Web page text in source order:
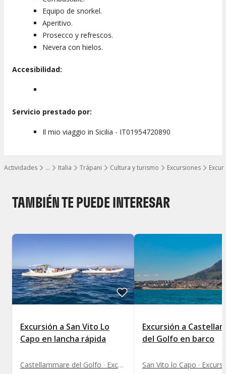
…
Mostrar todos los niveles
Actividades Italia Trápani Cultura y turismo Excursiones
Equipo de snorkel.
Aperitivo.
Prosecco y refrescos.
Nevera con hielos.
Accesibilidad:
Servicio prestado por:
Il mio viaggio in Sicilia - IT01954720890
TAMBIÉN TE PUEDE INTERESAR
Excursión a San Vito Lo
Capo en lancha rápida
Castellammare del Golfo · Excursiones
Excursión a
del Golfo en barco
San Vito lo Capo ·